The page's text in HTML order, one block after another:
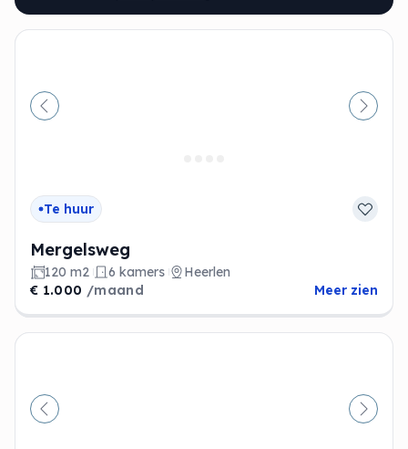
Vorige
Te huur
Mergelsweg
120 m2 6 kamers
Heerlen
€ 1.000 /maand Meer zien
Vorige